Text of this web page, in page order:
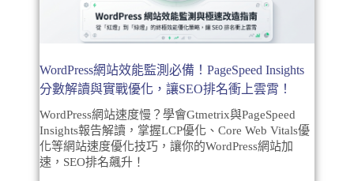
WordPress網站效能監測必備！PageSpeed Insights
分數解讀與實戰優化，讓SEO排名衝上雲霄！
WordPress網站速度慢？學會Gtmetrix與PageSpeed
Insights報告解讀，掌握LCP優化、Core Web Vitals優
化等網站速度優化技巧，讓你的WordPress網站加
速，SEO排名飆升！